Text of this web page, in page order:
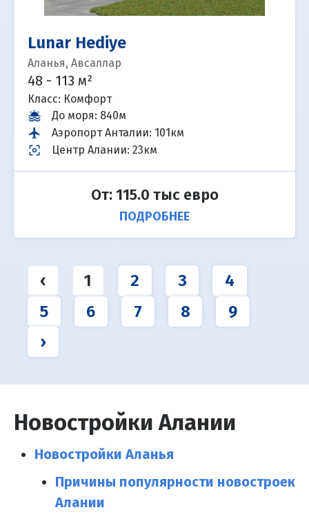
Lunar Hediye
Аланья, Авсаллар
48 - 113 м²
Класс: Комфорт
До моря: 840м
Аэропорт Анталии: 101км
Центр Алании: 23км
От: 115.0 тыс евро
ПОДРОБНЕЕ
‹ 1 2 3
4
5
6 7 8
9
›
Новостройки Алании
Новостройки Аланья
Причины популярности новостроек
Алании